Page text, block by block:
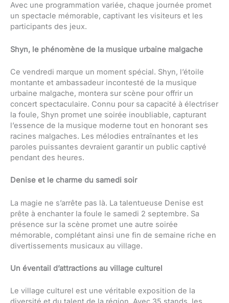
Avec une programmation variée, chaque journée promet
un spectacle mémorable, captivant les visiteurs et les
participants des jeux.
Shyn, le phénomène de la musique urbaine malgache
Ce vendredi marque un moment spécial. Shyn, l’étoile
montante et ambassadeur incontesté de la musique
urbaine malgache, montera sur scène pour offrir un
concert spectaculaire. Connu pour sa capacité à électriser
la foule, Shyn promet une soirée inoubliable, capturant
l’essence de la musique moderne tout en honorant ses
racines malgaches. Les mélodies entraînantes et les
paroles puissantes devraient garantir un public captivé
pendant des heures.
Denise et le charme du samedi soir
La magie ne s’arrête pas là. La talentueuse Denise est
prête à enchanter la foule le samedi 2 septembre. Sa
présence sur la scène promet une autre soirée
mémorable, complétant ainsi une fin de semaine riche en
divertissements musicaux au village.
Un éventail d’attractions au village culturel
Le village culturel est une véritable exposition de la